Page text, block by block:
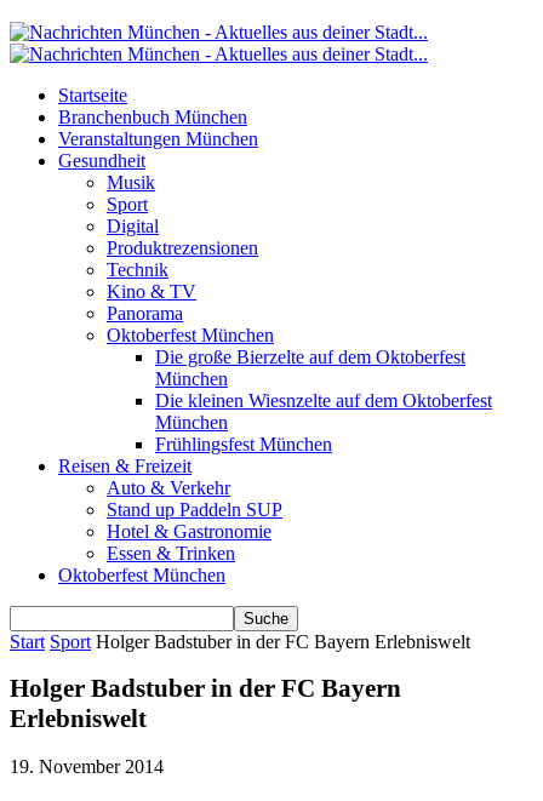
Startseite
Branchenbuch München
Veranstaltungen München
Gesundheit
Musik
Sport
Digital
Produktrezensionen
Technik
Kino & TV
Panorama
Oktoberfest München
Die große Bierzelte auf dem Oktoberfest
München
Die kleinen Wiesnzelte auf dem Oktoberfest
München
Frühlingsfest München
Reisen & Freizeit
Auto & Verkehr
Stand up Paddeln SUP
Hotel & Gastronomie
Essen & Trinken
Oktoberfest München
Start Sport Holger Badstuber in der FC Bayern Erlebniswelt
Holger Badstuber in der FC Bayern
Erlebniswelt
19. November 2014